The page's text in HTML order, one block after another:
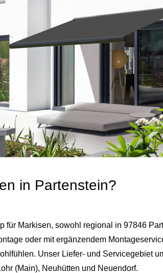
in Partenstein?
Markisen, sowohl regional in 97846
oder mit ergänzendem
Unser Liefer- und Servicegebiet
(Main), Neuhütten und Neuendorf.